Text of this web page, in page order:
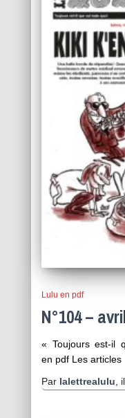
Lulu en pdf
N°104 –
« Toujours est-il
en pdf Les articles
Par lalettrealulu,